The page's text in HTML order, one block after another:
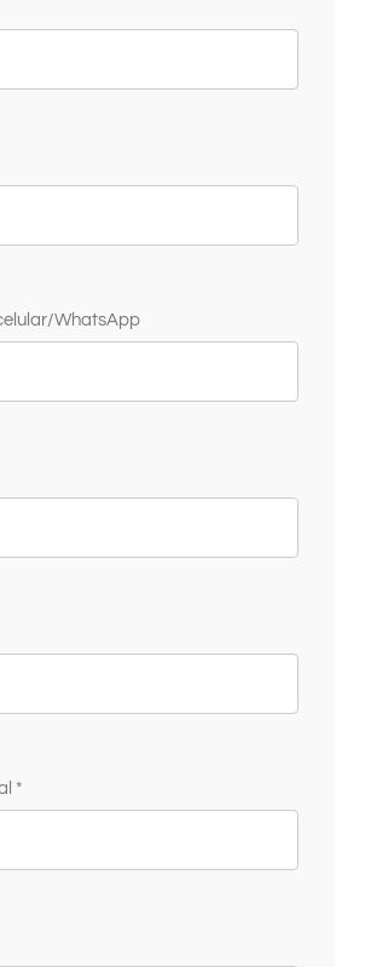
WhatsApp
*